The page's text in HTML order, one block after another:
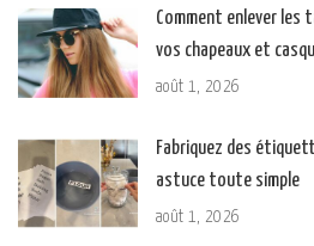
Comment enlever
vos chapeaux et
août 1, 2026
Fabriquez des
astuce toute simple
août 1, 2026